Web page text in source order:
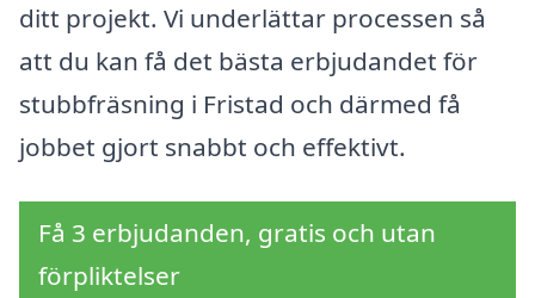
ditt projekt. Vi underlättar processen så
att du kan få det bästa erbjudandet för
stubbfräsning i Fristad och därmed få
jobbet gjort snabbt och effektivt.
Få 3 erbjudanden, gratis och utan
förpliktelser